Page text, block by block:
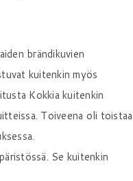
brändikuvien
kuitenkin myös
Kokkia kuitenkin
Toiveena oli toistaa
Se kuitenkin